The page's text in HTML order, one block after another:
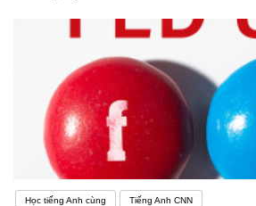
Học tiếng Anh cùng Tiếng Anh CNN